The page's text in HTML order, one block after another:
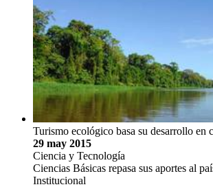
Turismo ecológico basa su desarrollo en
29 may 2015
Ciencia y Tecnología
Ciencias Básicas repasa sus aportes al
Institucional